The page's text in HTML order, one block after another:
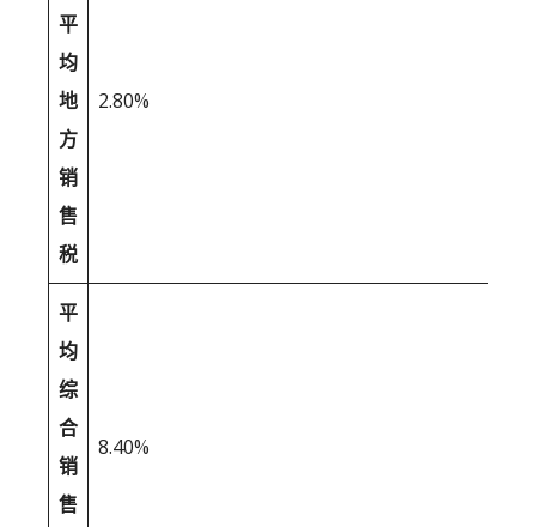
平
均
地
方
销
售
税
2.80%
平
均
综
合
销
售
8.40%